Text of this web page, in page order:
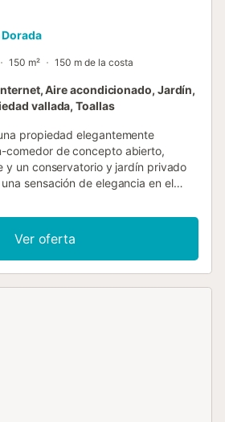
150 m² 150 m de la costa
Aire acondicionado, Jardín,
vallada, Toallas
propiedad elegantemente
comedor de concepto abierto,
y un conservatorio y jardín privado
sensación de elegancia en el
a la piscina es amplia y lujosa. El
baño en suite y acceso a un
El segundo dormitorio tiene cama
un dormitorio individual con baño
Ver oferta